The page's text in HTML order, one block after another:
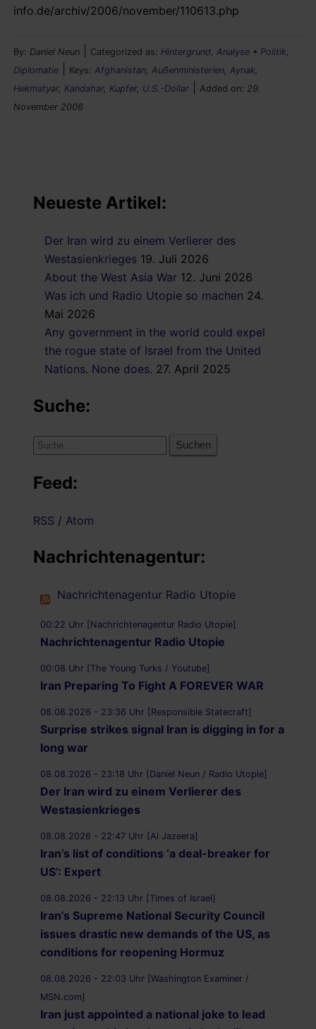
info.de/archiv/2006/november/110613.php
By: Daniel Neun Categorized as: Hintergrund, Analyse • Politik,
Diplomatie
Keys: Afghanistan Außenministerien Aynak
Hekmatyar, Kandahar, Kupfer, U.S.-Dollar Added on: 29.
November 2006
Neueste Artikel:
Der Iran wird zu einem Verlierer des
Westasienkrieges 19. Juli 2026
About the West Asia War 12. Juni 2026
Was ich und Radio Utopie so machen 24.
Mai 2026
Any government in the world could expel
the rogue state of Israel from the United
Nations. None does. 27. April 2025
Suche:
Suche
Feed:
RSS / Atom
Nachrichtenagentur:
Nachrichtenagentur Radio Utopie
00:22 Uhr [Nachrichtenagentur Radio Utopie]
Nachrichtenagentur Radio Utopie
00:08 Uhr [The Young Turks / Youtube]
Iran Preparing To Fight A FOREVER WAR
08.08.2026 - 23:36 Uhr [Responsible Statecraft]
Surprise strikes signal Iran is digging in for a
long war
08.08.2026 - 23:18 Uhr [Daniel Neun / Radio Utopie]
Der Iran wird zu einem Verlierer des
Westasienkrieges
08.08.2026 - 22:47 Uhr [Al Jazeera]
Iran’s list of conditions ‘a deal-breaker for
US’: Expert
08.08.2026 - 22:13 Uhr [Times of Israel]
Iran’s Supreme National Security Council
issues drastic new demands of the US, as
conditions for reopening Hormuz
08.08.2026 - 22:03 Uhr [Washington Examiner /
MSN.com]
Iran just appointed a national joke to lead